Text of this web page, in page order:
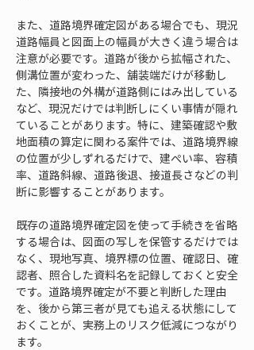
また、道路境界確定図がある場合でも、現況
道路幅員と図面上の幅員が大きく違う場合は
注意が必要です。道路が後から拡幅された、
側溝位置が変わった、舗装端だけが移動し
た、隣接地の外構が道路側にはみ出している
など、現況だけでは判断しにくい事情が隠れ
ていることがあります。特に、建築確認や敷
地面積の算定に関わる案件では、道路境界線
の位置が少しずれるだけで、建ぺい率、容積
率、道路斜線、道路後退、接道長さなどの判
断に影響することがあります。
既存の道路境界確定図を使って手続きを省略
する場合は、図面の写しを保管するだけでは
なく、現地写真、境界標の位置、確認日、確
認者、照合した資料名を記録しておくと安全
です。道路境界確定が不要と判断した理由
を、後から第三者が見ても追える状態にして
おくことが、実務上のリスク低減につながり
ます。